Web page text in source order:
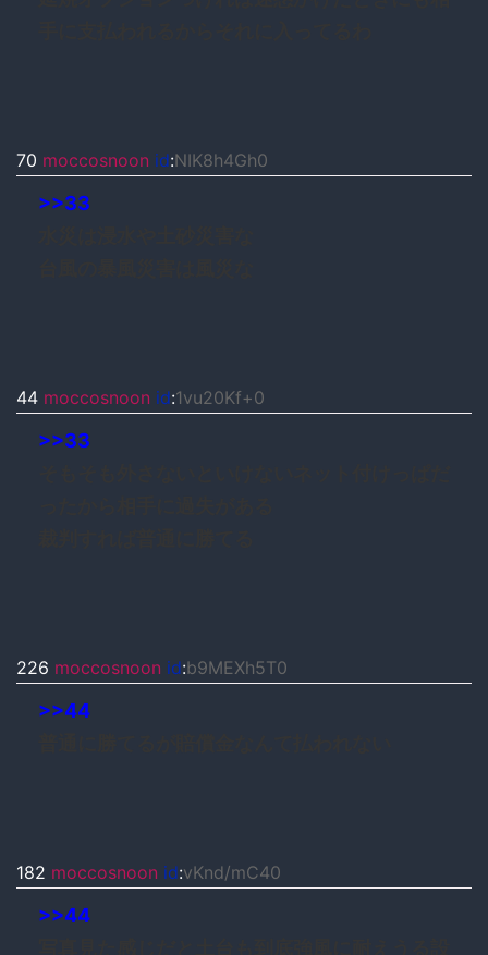
70 moccosnoon id:NIK8h4Gh0
>>33
44 moccosnoon id:1vu20Kf+0
>>33
226 moccosnoon id:b9MEXh5T0
>>44
182 moccosnoon id:vKnd/mC40
>>44